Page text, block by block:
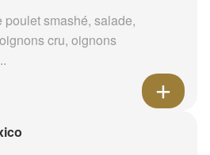
smashé, salade,
cru, oignons